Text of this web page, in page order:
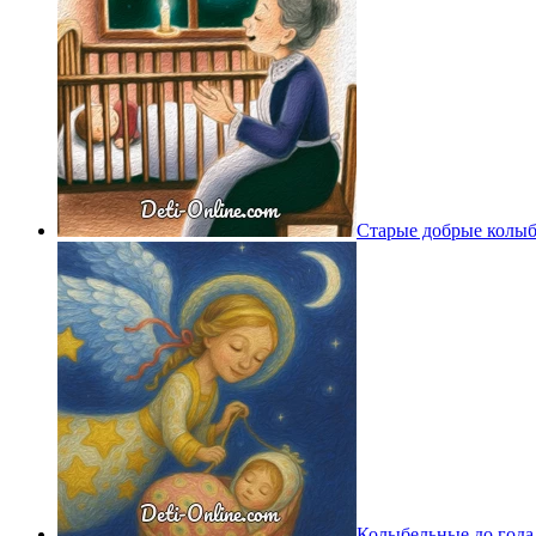
Старые добрые